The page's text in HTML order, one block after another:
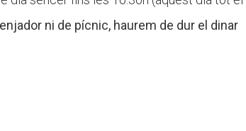
ni de pícnic, haurem de dur el dinar